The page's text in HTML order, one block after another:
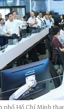
phố Hồ Chí Minh